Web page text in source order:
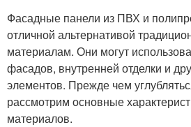
Фасадные панели из ПВХ и
отличной альтернативой
материалам. Они могут
фасадов, внутренней отделки и
элементов. Прежде чем
рассмотрим основные
материалов.